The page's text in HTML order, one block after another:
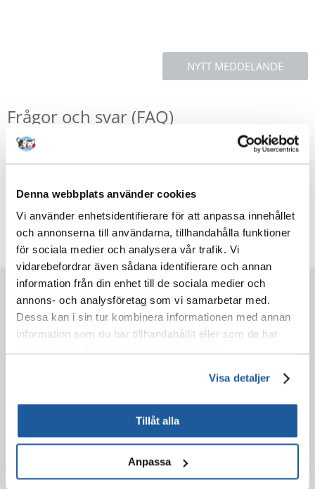
Denna webbplats använder cookies
Vi använder enhetsidentifierare för att anpassa innehållet
och annonserna till användarna, tillhandahålla funktioner
för sociala medier och analysera vår trafik. Vi
vidarebefordrar även sådana identifierare och annan
information från din enhet till de sociala medier och
annons- och analysföretag som vi samarbetar med.
Dessa kan i sin tur kombinera informationen med annan
information som du har tillhandahållit eller som de har
Visa detaljer
Tillåt alla
Anpassa
NYTT MEDDELANDE
Frågor och svar (FAQ)
Recensioner
Ytterligare foton
FÖRE KÖP
BESTÄLLNING
LÄR KÄNNA OSS